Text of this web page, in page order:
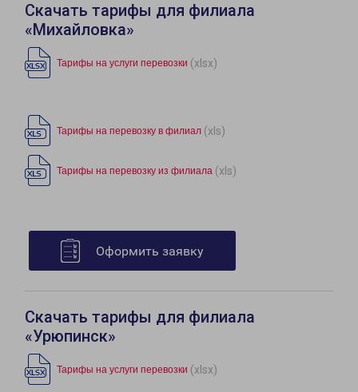
Скачать тарифы для филиала
«Михайловка»
Тарифы на услуги перевозки (xlsx)
Тарифы на перевозку в филиал (xls)
Тарифы на перевозку из филиала (xls)
Оформить заявку
Скачать тарифы для филиала
«Урюпинск»
Тарифы на услуги перевозки (xlsx)